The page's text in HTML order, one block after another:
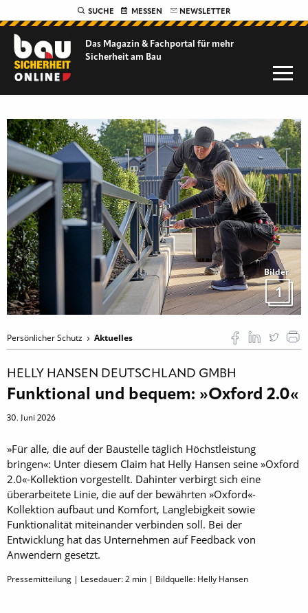
SUCHE MESSEN NEWSLETTER
Das Magazin & Fachportal für mehr
Sicherheit am Bau
Bilder
1
Persönlicher Schutz Aktuelles
HELLY HANSEN DEUTSCHLAND GMBH
Funktional und bequem: »Oxford 2.0«
30. Juni 2026
»Für alle, die auf der Baustelle täglich Höchstleistung
bringen«: Unter diesem Claim hat Helly Hansen seine »Oxford
2.0«-Kollektion vorgestellt. Dahinter verbirgt sich eine
überarbeitete Linie, die auf der bewährten »Oxford«-
Kollektion aufbaut und Komfort, Langlebigkeit sowie
Funktionalität miteinander verbinden soll. Bei der
Entwicklung hat das Unternehmen auf Feedback von
Anwendern gesetzt.
Pressemitteilung | Lesedauer:2 min | Bildquelle: Helly Hansen